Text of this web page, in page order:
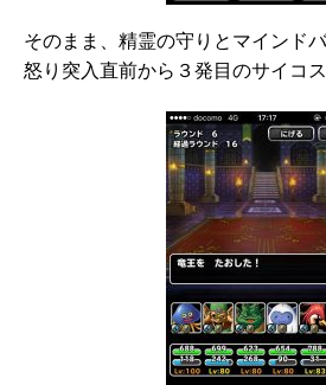
そのまま、精霊の守りとマインド
怒り突入直前から３発目のサイコ